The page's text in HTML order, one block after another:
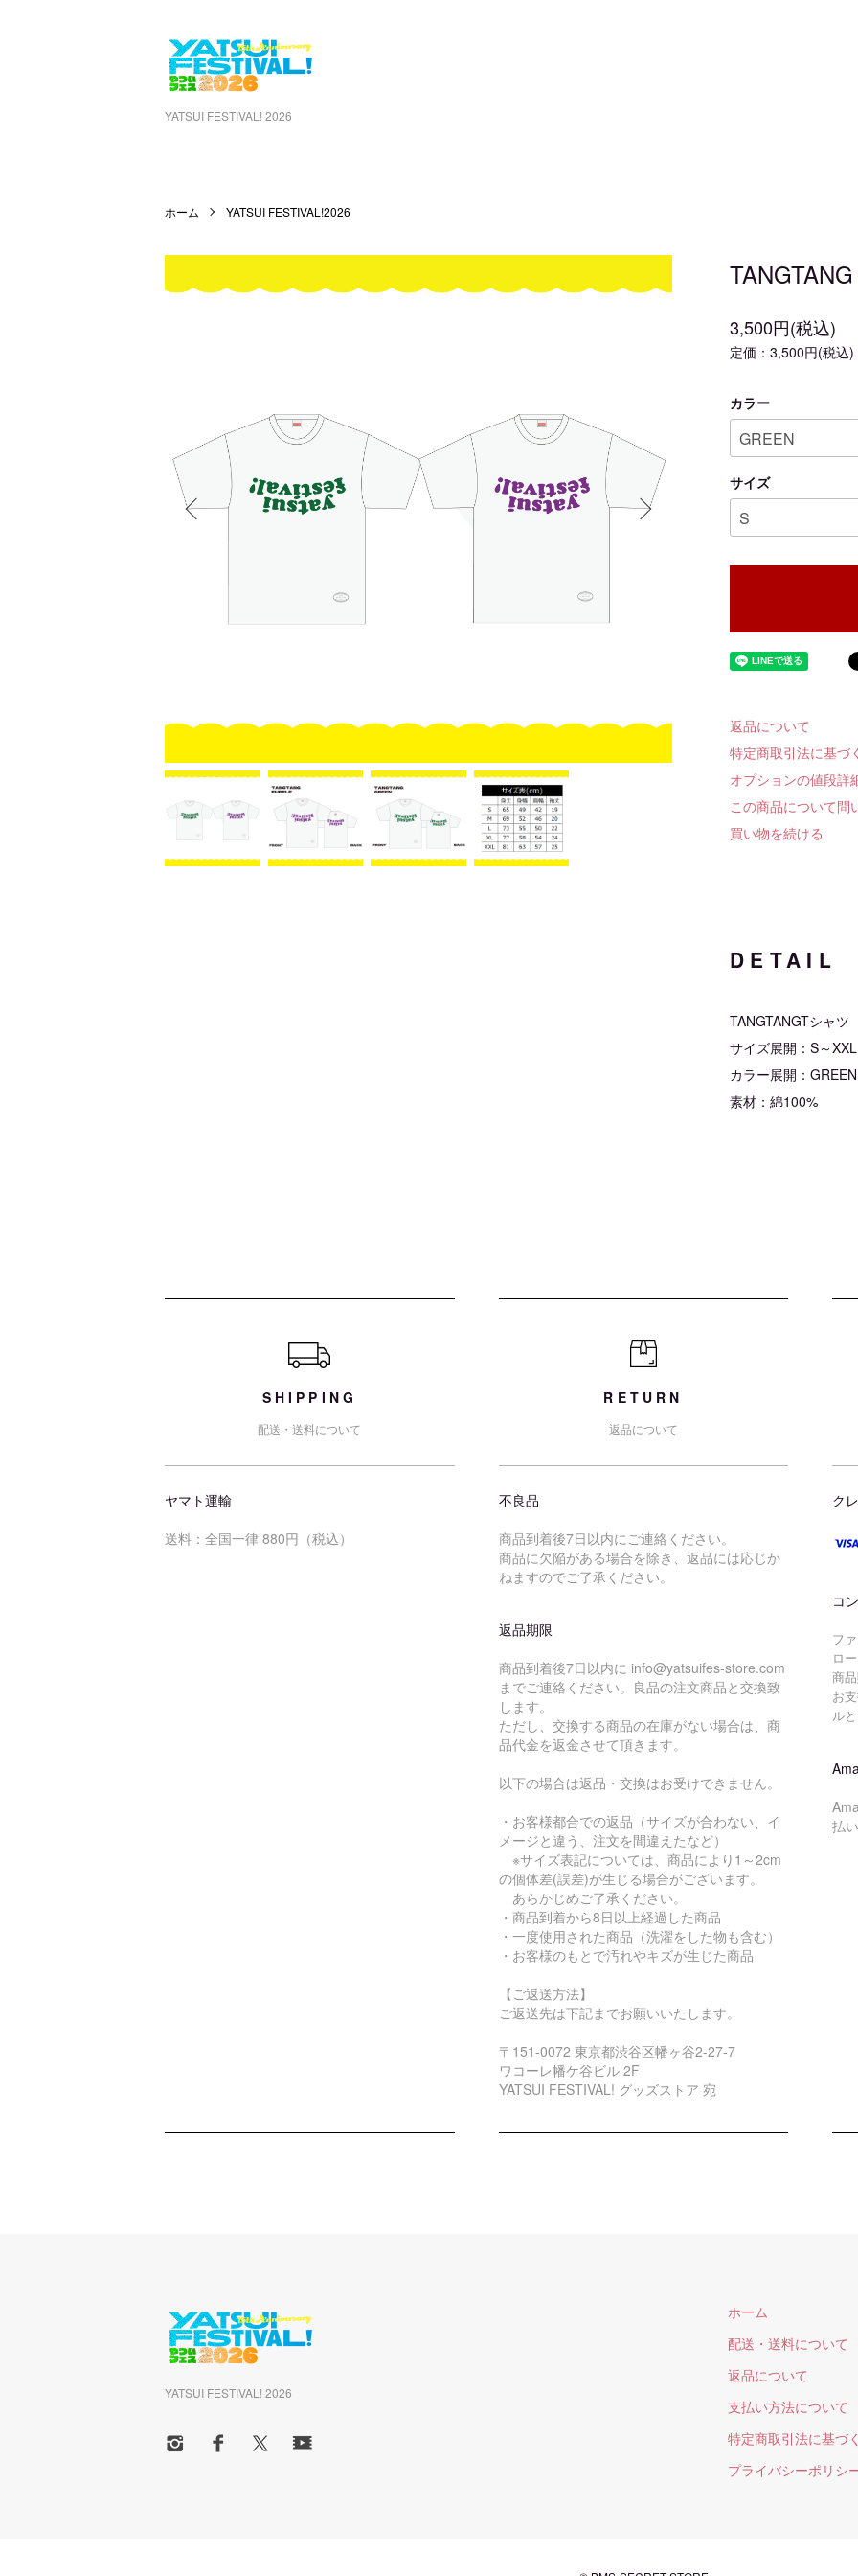
YATSUI FESTIVAL! 2026
ホーム YATSUI FESTIVAL!2026
3,500円(税込)
定価：3,500円(税込)
カラー
サイズ
返品について
特定商取引法に基づ
オプションの値段詳
この商品について問
買い物を続ける
DETAIL
TANGTANGTシャツ
サイズ展開：S～XXL
カラー展開：
素材：綿100%
SHIPPING
配送・送料について
ヤマト運輸
送料：全国一律 880円（税込）
RETURN
返品について
不良品
商品到着後7日以内にご連絡ください。
商品に欠陥がある場合を除き、返品には応じか
ねますのでご了承ください。
返品期限
商品到着後7日以内に info@yatsuifes-store.com
までご連絡ください。良品の注文商品と交換致
します。
ただし、交換する商品の在庫がない場合は、商
品代金を返金させて頂きます。
以下の場合は返品・交換はお受けできません。
・お客様都合での返品（サイズが合わない、イ
メージと違う、注文を間違えたなど）
※サイズ表記については、商品により1～2cm
の個体差(誤差)が生じる場合がございます。
あらかじめご了承ください。
・商品到着から8日以上経過した商品
・一度使用された商品（洗濯をした物も含む）
・お客様のもとで汚れやキズが生じた商品
【ご返送方法】
ご返送先は下記までお願いいたします。
〒151-0072 東京都渋谷区幡ヶ谷2-27-7
ワコーレ幡ケ谷ビル 2F
YATSUI FESTIVAL! グッズストア 宛
ク
コ
フ
ロ
商
お
ル
払
YATSUI FESTIVAL! 2026
ホーム
配送・送料について
返品について
支払い方法について
特定商取引法に基づ
プライバシーポリシ